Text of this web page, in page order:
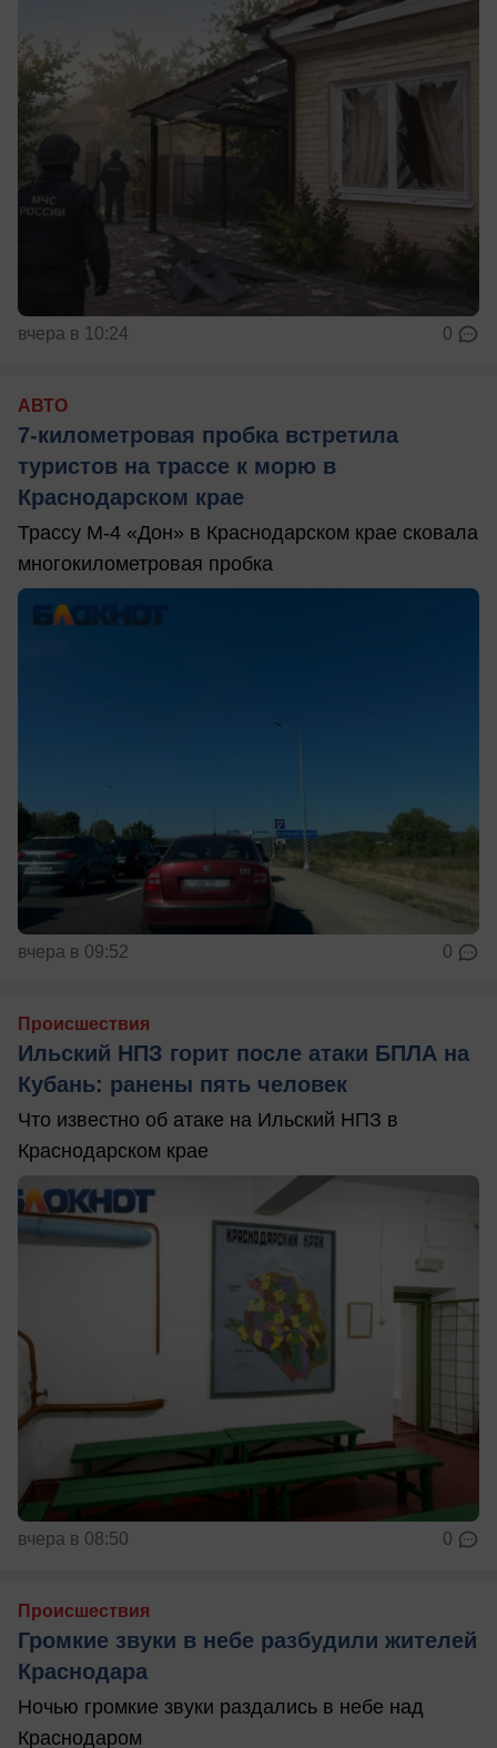
вчера в 10:24 0
АВТО
7-километровая пробка встретила
туристов на трассе к морю в
Краснодарском крае
Трассу М-4 «Дон» в Краснодарском крае сковала
многокилометровая пробка
вчера в 09:52 0
Происшествия
Ильский НПЗ горит после атаки БПЛА на
Кубань: ранены пять человек
Что известно об атаке на Ильский НПЗ в
Краснодарском крае
вчера в 08:50 0
Происшествия
Громкие звуки в небе разбудили жителей
Краснодара
Ночью громкие звуки раздались в небе над
Краснодаром